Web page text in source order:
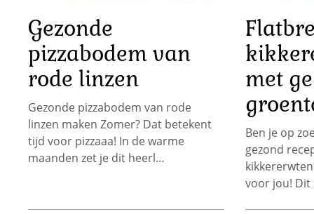
Gezonde
pizzabodem van
rode linzen
Gezonde pizzabodem van rode
linzen maken Zomer? Dat betekent
tijd voor pizzaaa! In de warme
maanden zet je dit heerl…
met
Ben je op
gezond
voor jou!